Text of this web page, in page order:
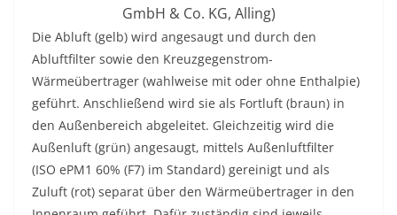
GmbH & Co. KG, Alling)
Die Abluft (gelb) wird angesaugt und durch den
Abluftfilter sowie den Kreuzgegenstrom-
Wärmeübertrager (wahlweise mit oder ohne Enthalpie)
geführt. Anschließend wird sie als Fortluft (braun) in
den Außenbereich abgeleitet. Gleichzeitig wird die
Außenluft (grün) angesaugt, mittels Außenluftfilter
(ISO ePM1 60% (F7) im Standard) gereinigt und als
Zuluft (rot) separat über den Wärmeübertrager in den